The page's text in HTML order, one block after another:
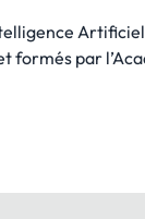
formés par